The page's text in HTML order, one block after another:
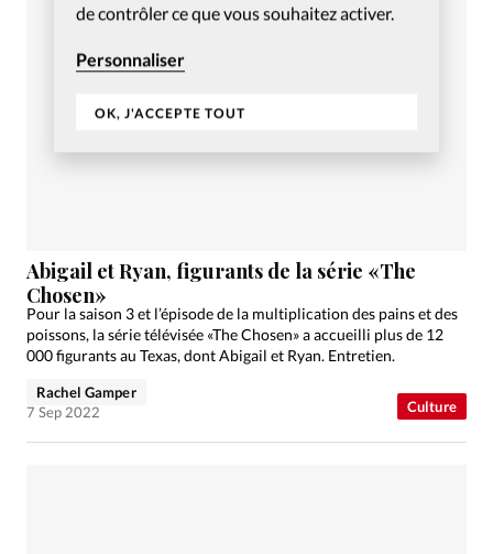
de contrôler ce que vous souhaitez activer.
Personnaliser
OK, J'ACCEPTE TOUT
Culture
Abigail et Ryan, figurants de la série «The
Chosen»
Pour la saison 3 et l’épisode de la multiplication des pains et des
poissons, la série télévisée «The Chosen» a accueilli plus de 12
000 figurants au Texas, dont Abigail et Ryan. Entretien.
Rachel Gamper
7 Sep 2022